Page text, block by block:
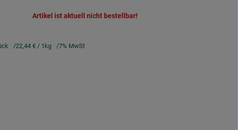
Artikel ist aktuell nicht bestellbar!
22,44 € / 1kg 7% MwSt